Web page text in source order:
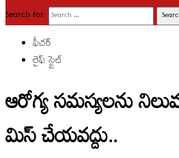
Search for:
ఫీచర్
లైఫ్ స్టైల్
ఆరోగ్య సమస్యలను
మిస్ చేయవద్దు..